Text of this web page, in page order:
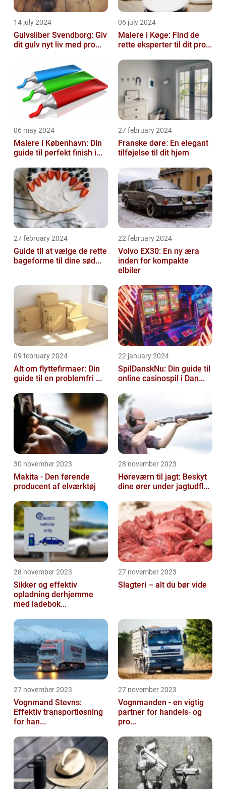
14 july 2024
Gulvsliber Svendborg: Giv
dit gulv nyt liv med pro...
06 july 2024
Malere i Køge: Find de
rette eksperter til dit pro...
06 may 2024
Malere i København: Din
guide til perfekt finish i...
27 february 2024
Franske døre: En elegant
tilføjelse til dit hjem
27 february 2024
Guide til at vælge de rette
bageforme til dine sød...
22 february 2024
Volvo EX30: En ny æra
inden for kompakte
elbiler
09 february 2024
Alt om flyttefirmaer: Din
guide til en problemfri ...
22 january 2024
SpilDanskNu: Din guide til
online casinospil i Dan...
30 november 2023
Makita - Den førende
producent af elværktøj
28 november 2023
Høreværn til jagt: Beskyt
dine ører under jagtudfl...
28 november 2023
Sikker og effektiv
opladning derhjemme
med ladebok...
27 november 2023
Slagteri – alt du bør vide
27 november 2023
Vognmand Stevns:
Effektiv transportløsning
for han...
27 november 2023
Vognmanden - en vigtig
partner for handels- og
pro...